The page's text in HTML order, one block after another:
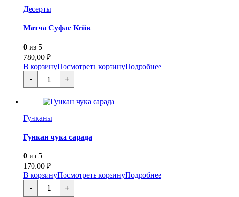
Десерты
Матча Суфле Кейк
0 из 5
780,00 ₽
В корзинуПосмотреть корзинуПодробнее
-
Количество
товара
Матча
Суфле
Кейк
+
Гунканы
Гункан чука сарада
0 из 5
170,00 ₽
В корзинуПосмотреть корзинуПодробнее
-
Количество
товара
+